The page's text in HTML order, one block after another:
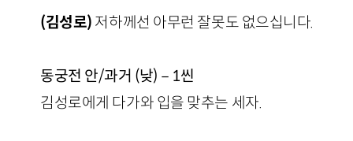
(김성로) 저하께선 아무런 잘못도 없으십니다.
동궁전 안/과거 (낮)－1씬
김성로에게 다가와 입을 맞추는 세자.